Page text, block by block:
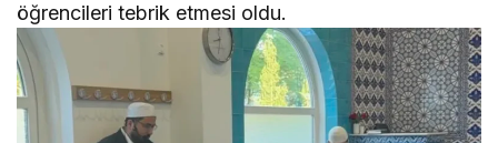
öğrencileri tebrik etmesi oldu.